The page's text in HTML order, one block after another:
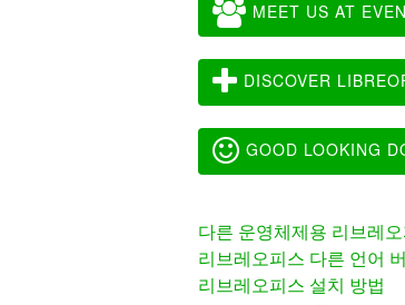
MEET US AT
DISCOVER
GOOD LOOKING
다른 운영체제용 리브레
리브레오피스 다른 언어
리브레오피스 설치 방법